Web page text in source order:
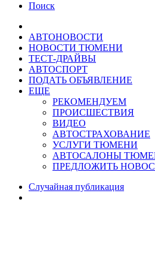
Поиск
АВТОНОВОСТИ
НОВОСТИ ТЮМЕНИ
ТЕСТ-ДРАЙВЫ
АВТОСПОРТ
ПОДАТЬ ОБЪЯВЛЕНИЕ
ЕЩЕ
РЕКОМЕНДУЕМ
ПРОИСШЕСТВИЯ
ВИДЕО
АВТОСТРАХОВАНИЕ
УСЛУГИ ТЮМЕНИ
АВТОСАЛОНЫ
ПРЕДЛОЖИТЬ
Случайная публикация